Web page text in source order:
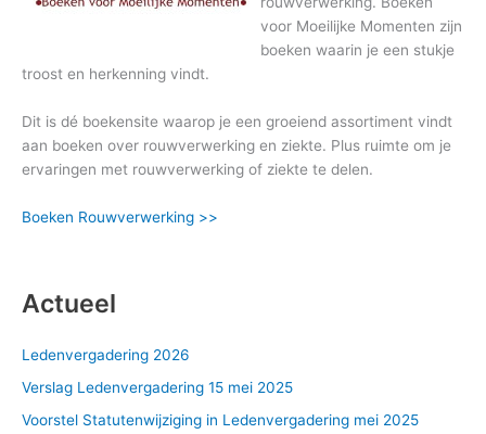
voor Moeilijke Momenten zijn
boeken waarin je een stukje
troost en herkenning vindt.
Dit is dé boekensite waarop je een groeiend assortiment vindt
aan boeken over rouwverwerking en ziekte. Plus ruimte om je
ervaringen met rouwverwerking of ziekte te delen.
Boeken Rouwverwerking >>
Actueel
Ledenvergadering 2026
Verslag Ledenvergadering 15 mei 2025
Voorstel Statutenwijziging in Ledenvergadering mei 2025